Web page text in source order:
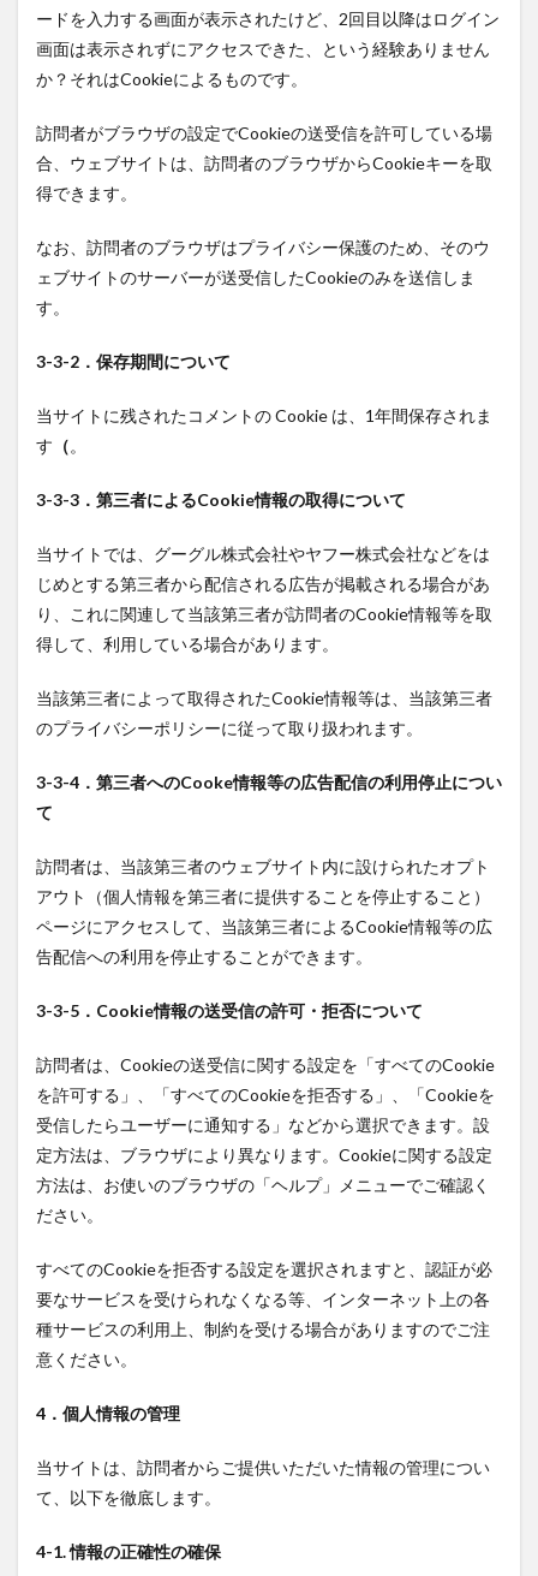
ードを入力する画面が表示されたけど、2回目以降はログイン
画面は表示されずにアクセスできた、という経験ありません
か？それはCookieによるものです。
訪問者がブラウザの設定でCookieの送受信を許可している場
合、ウェブサイトは、訪問者のブラウザからCookieキーを取
得できます。
なお、訪問者のブラウザはプライバシー保護のため、そのウ
ェブサイトのサーバーが送受信したCookieのみを送信しま
す。
3-3-2．保存期間について
当サイトに残されたコメントの Cookie は、1年間保存されま
す （。
3-3-3．第三者によるCookie情報の取得について
当サイトでは、グーグル株式会社やヤフー株式会社などをは
じめとする第三者から配信される広告が掲載される場合があ
り、これに関連して当該第三者が訪問者のCookie情報等を取
得して、利用している場合があります。
当該第三者によって取得されたCookie情報等は、当該第三者
のプライバシーポリシーに従って取り扱われます。
3-3-4．第三者へのCooke情報等の広告配信の利用停止につい
て
訪問者は、当該第三者のウェブサイト内に設けられたオプト
アウト（個人情報を第三者に提供することを停止すること）
ページにアクセスして、当該第三者によるCookie情報等の広
告配信への利用を停止することができます。
3-3-5．Cookie情報の送受信の許可・拒否について
訪問者は、Cookieの送受信に関する設定を「すべてのCookie
を許可する」、「すべてのCookieを拒否する」、「Cookieを
受信したらユーザーに通知する」などから選択できます。設
定方法は、ブラウザにより異なります。Cookieに関する設定
方法は、お使いのブラウザの「ヘルプ」メニューでご確認く
ださい。
すべてのCookieを拒否する設定を選択されますと、認証が必
要なサービスを受けられなくなる等、インターネット上の各
種サービスの利用上、制約を受ける場合がありますのでご注
意ください。
4．個人情報の管理
当サイトは、訪問者からご提供いただいた情報の管理につい
て、以下を徹底します。
4-1. 情報の正確性の確保